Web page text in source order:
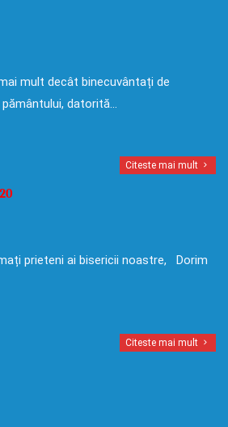
mult decât binecuvântați de
datorită…
Citeste mai mult
prieteni ai bisericii noastre, Dorim
Citeste mai mult